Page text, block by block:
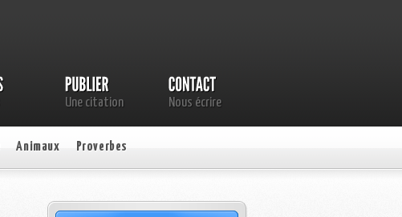
Une citation Nous écrire
Animaux Proverbes